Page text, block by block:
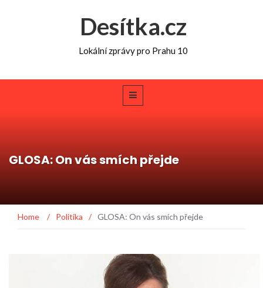
Desítka.cz
Lokální zprávy pro Prahu 10
GLOSA: On vás smích přejde
Home / Politika / GLOSA: On vás smích přejde